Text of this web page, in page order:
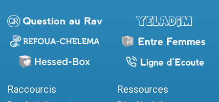
Raccourcis Ressources